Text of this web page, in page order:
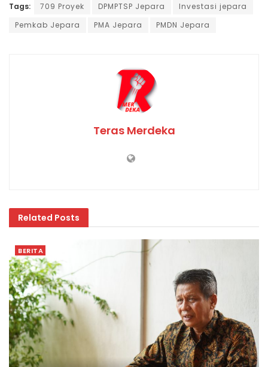
Tags: 709 Proyek DPMPTSP Jepara
Investasi jepara
Pemkab Jepara
PMA Jepara PMDN Jepara
Teras Merdeka
Related Posts
BERITA